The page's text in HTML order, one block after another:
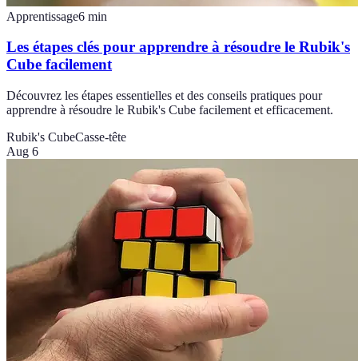
Apprentissage6 min
Les étapes clés pour apprendre à résoudre le Rubik's
Cube facilement
Découvrez les étapes essentielles et des conseils pratiques pour
apprendre à résoudre le Rubik's Cube facilement et efficacement.
Rubik's CubeCasse-tête
Aug 6